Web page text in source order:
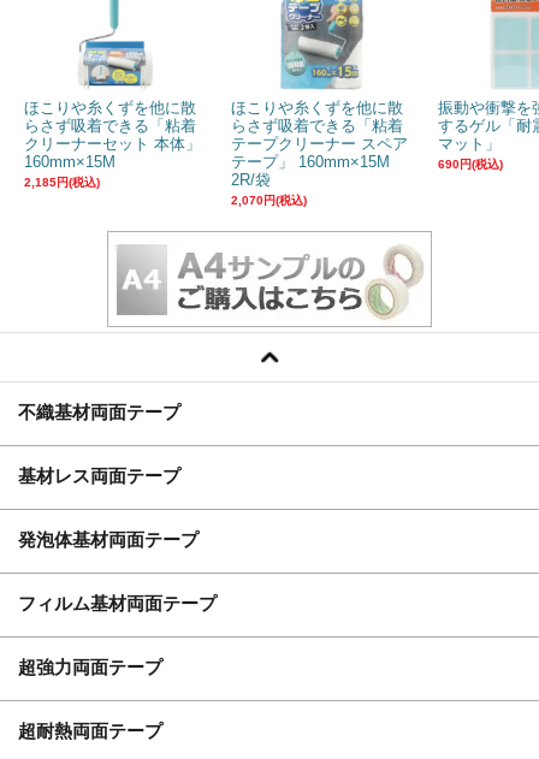
ほこりや糸くずを他に散
らさず吸着できる「粘着
クリーナーセット 本体」
160mm×15M
2,185円(税込)
ほこりや糸くずを他に散
らさず吸着できる「粘着
テープクリーナー スペア
テープ」 160mm×15M
2R/袋
2,070円(税込)
振動や衝撃を
するゲル「耐
マット」
690円(税込)
不織基材両面テープ
基材レス両面テープ
発泡体基材両面テープ
フィルム基材両面テープ
超強力両面テープ
超耐熱両面テープ